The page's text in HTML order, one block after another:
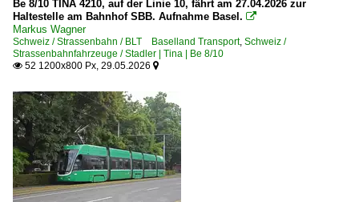
Be 8/10 TINA 4210, auf der Linie 10, fährt am 27.04.2026 zur
Haltestelle am Bahnhof SBB. Aufnahme Basel. 
Markus Wagner
Schweiz / Strassenbahn / BLT Baselland Transport, Schweiz /
Strassenbahnfahrzeuge / Stadler | Tina | Be 8/10
 52 1200x800 Px, 29.05.2026 